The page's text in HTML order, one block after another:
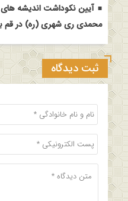
آیین نکوداشت اندیشه
محمدی ری شهری (ره) در قم
ثبت دیدگاه